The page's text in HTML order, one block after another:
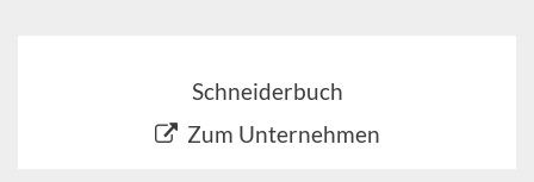
Schneiderbuch
Zum Unternehmen